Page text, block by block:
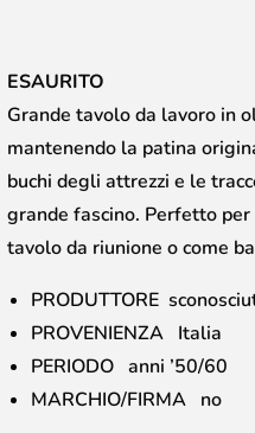
ESAURITO
Grande tavolo da lavoro in
mantenendo la patina
buchi degli attrezzi e le
grande fascino. Perfetto
tavolo da riunione o come
PRODUTTORE
PROVENIENZA Italia
PERIODO anni ’50/60
MARCHIO/FIRMA no